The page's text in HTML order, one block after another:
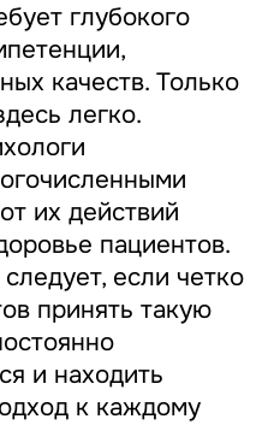
глубокого
качеств. Только
легко.
их действий
пациентов.
если четко
принять такую
и находить
к каждому